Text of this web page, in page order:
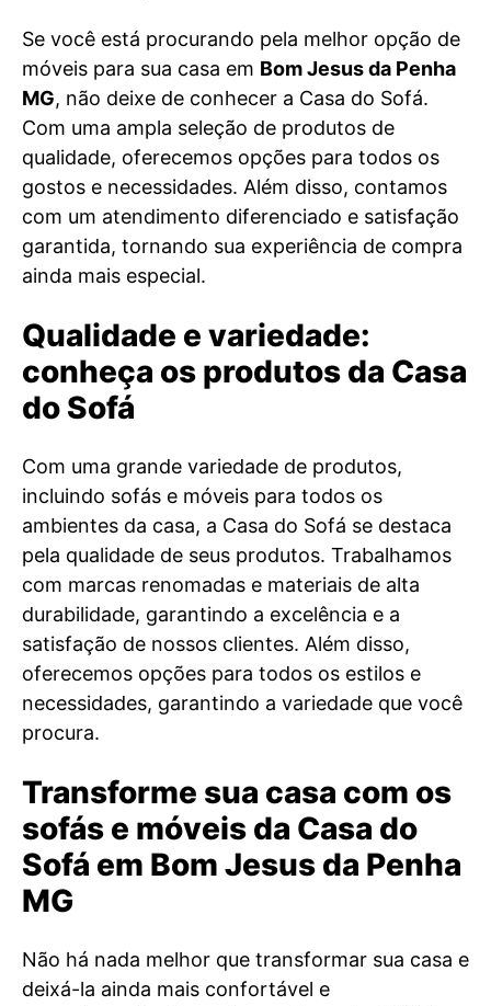
Se você está procurando pela melhor opção de
móveis para sua casa em Bom Jesus da Penha
MG, não deixe de conhecer a Casa do Sofá.
Com uma ampla seleção de produtos de
qualidade, oferecemos opções para todos os
gostos e necessidades. Além disso, contamos
com um atendimento diferenciado e satisfação
garantida, tornando sua experiência de compra
ainda mais especial.
Qualidade e variedade:
conheça os produtos da Casa
do Sofá
Com uma grande variedade de produtos,
incluindo sofás e móveis para todos os
ambientes da casa, a Casa do Sofá se destaca
pela qualidade de seus produtos. Trabalhamos
com marcas renomadas e materiais de alta
durabilidade, garantindo a excelência e a
satisfação de nossos clientes. Além disso,
oferecemos opções para todos os estilos e
necessidades, garantindo a variedade que você
procura.
Transforme sua casa com os
sofás e móveis da Casa do
Sofá em Bom Jesus da Penha
MG
Não há nada melhor que transformar sua casa e
deixá-la ainda mais confortável e